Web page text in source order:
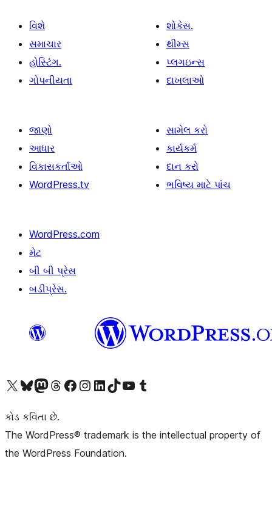
વિશે
સમાચાર
હોસ્ટિંગ.
ગોપનીયતા
શોકેસ.
થીમ્સ
પ્લગઇન્સ
દાખલાઓ
જાણો
આધાર
વિકાસકર્તાઓ
WordPress.tv
સામેલ કરો
કાર્યકર્મ
દાન કરો
ભવિષ્ય માટે પાંચ
WordPress.com
મેટ
બી બી પ્રેસ
બડીપ્રેસ.
અમારા X (અગાઉ ટ્વિટર) એકાઉન્ટની મુલાકાત લોઅમારા Bluesky એકાઉન્ટની મુલાકાત લોઅમારા માસ્ટોડોન એકાઉન્ટની મુલાકાત લોઅમારા Threads એકાઉન્ટની મુલાકાત લો અમારા ફેસબુક પેજની મુલાકાત લોઅમારા ઇન્સ્ટાગ્રામ એકાઉન્ટની મુલાકાત લો અમારા LinkedIn એકાઉન્ટની મુલાકાત લોઅમારા TikTok એકાઉન્ટની મુલાકાત લોઅમારી YouTube ચેનલની મુલાકાત લો અમારા Tumblr એકાઉન્ટની મુલાકાત લો
કોડ કવિતા છે.
The WordPress® trademark is the intellectual property of
the WordPress Foundation.